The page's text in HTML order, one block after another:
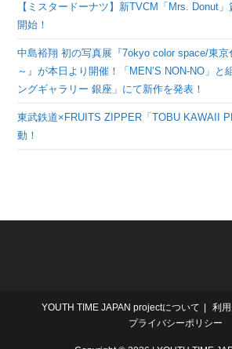
【ミスタードーナツ】新TVCM「Mrs. Donut
開始！
中島裕翔 初の写真展『7okyo color space/東京
～』が本日より開催！「MEN’S NON-NO」と
ングギャラリー 銀座」にて新作を発表！
東武鉄道×FRUITS ZIPPER「TOBU KAWAII
動！
YOUTH TIME JAPAN projectについて 利
プライバシーポリシー